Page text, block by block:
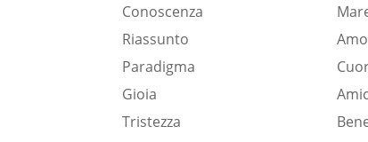
Conoscenza
Riassunto
Paradigma
Gioia
Tristezza